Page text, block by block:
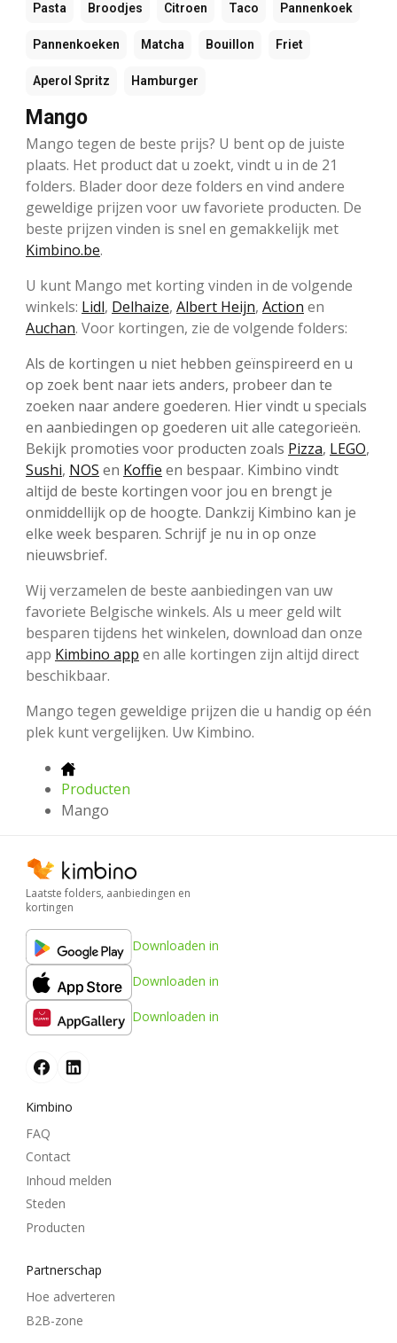
Pasta Broodjes Citroen Taco Pannenkoek
Pannenkoeken Matcha Bouillon Friet
Aperol Spritz Hamburger
Mango
Mango tegen de beste prijs? U bent op de juiste
plaats. Het product dat u zoekt, vindt u in de 21
folders. Blader door deze folders en vind andere
geweldige prijzen voor uw favoriete producten. De
beste prijzen vinden is snel en gemakkelijk met
Kimbino.be.
U kunt Mango met korting vinden in de volgende
winkels: Lidl, Delhaize, Albert Heijn, Action en
Auchan. Voor kortingen, zie de volgende folders:
Als de kortingen u niet hebben geïnspireerd en u
op zoek bent naar iets anders, probeer dan te
zoeken naar andere goederen. Hier vindt u specials
en aanbiedingen op goederen uit alle categorieën.
Bekijk promoties voor producten zoals Pizza, LEGO,
Sushi, NOS en Koffie en bespaar. Kimbino vindt
altijd de beste kortingen voor jou en brengt je
onmiddellijk op de hoogte. Dankzij Kimbino kan je
elke week besparen. Schrijf je nu in op onze
nieuwsbrief.
Wij verzamelen de beste aanbiedingen van uw
favoriete Belgische winkels. Als u meer geld wilt
besparen tijdens het winkelen, download dan onze
app Kimbino app en alle kortingen zijn altijd direct
beschikbaar.
Mango tegen geweldige prijzen die u handig op één
plek kunt vergelijken. Uw Kimbino.
Producten
Mango
Laatste folders, aanbiedingen en
kortingen
Downloaden in
Downloaden in
Downloaden in
Kimbino
FAQ
Contact
Inhoud melden
Steden
Producten
Partnerschap
Hoe adverteren
B2B-zone